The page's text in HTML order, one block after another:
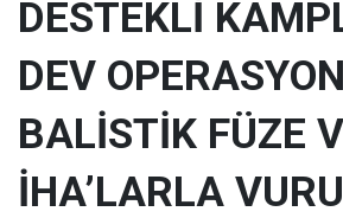
DESTEKLİ
DEV
BALİSTİK FÜZE
İHA’LARLA